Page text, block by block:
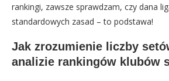
rankingi, zawsze sprawdzam, czy dana
standardowych zasad – to podstawa!
Jak zrozumienie liczby
analizie rankingów klubów